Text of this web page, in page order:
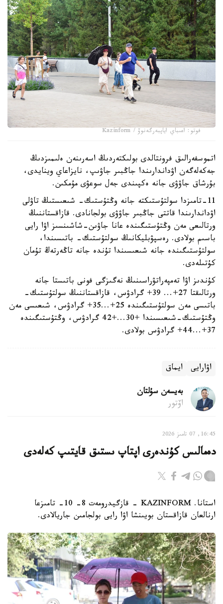
فوتو: اعىباي اياپبەرگەنوۆ / Kazinform
اتموسفەرالىق فرونتالدى بولىكتەردىڭ اسەرىنەن ەلىمىزدىڭ
جەكەلەگەن اۋداندارىندا جاڭبىر جاۋىپ، نايزاعاي وينايدى،
بۇرشاق جاۋۋى جانە ەكپىندى جەل سوعۋى مۇمكىن.
11-تامىزدا سولتۇستىكتە جانە وڭتۇستىك- شىعىستىڭ تاۋلى
اۋداندارىندا قاتتى جاڭبىر جاۋۋى بولجانادى. قازاقستاننىڭ
ورتالىعى مەن وڭتۇستىگىندە عانا جاۋىن-شاشىنسىز اۋا رايى
باسىم بولادى. رەسپۋبليكانىڭ سولتۇستىك- باتىسىندا،
سولتۇستىگىندە جانە شىعىسىندا تۇندە جانە تاڭەرتەڭ تۇمان
كۇتىلەدى.
كۇندىز اۋا تەمپەراتۋراسىنىڭ نەگىزگى فونى باتىستا جانە
ورتالىقتا 27+... 39+ گرادۋس، قازاقستاننىڭ سولتۇستىك-
باتىسى مەن سولتۇستىگىندە 25+...35+ گرادۋس، شىعىسى مەن
وڭتۇستىك-شىعىسىندا +30...+42 گرادۋس، وڭتۇستىگىندە
37+...44+ گرادۋس بولادى.
اۋارايى ايماق
بەيسەن سۇلتان
اۆتور
16:45, 07 تامىز 2026
دەمالىس كۇندەرى اپتاپ ىستىق قايتىپ كەلەدى
استانا. KAZINFORM - قازگيدرومەت 8- 10- تامىزعا
ارنالعان قازاقستان بويىنشا اۋا رايى بولجامىن جاريالادى.